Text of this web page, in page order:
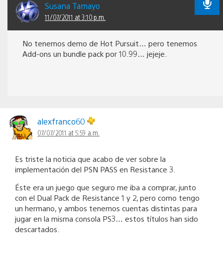
Susana Tamayo
11/07/2011 at 3:10 p.m.
No tenemos demo de Hot Pursuit… pero tenemos
Add-ons un bundle pack por 10.99… jejeje.
alexfranco60
07/07/2011 at 5:59 a.m.
Es triste la noticia que acabo de ver sobre la
implementación del PSN PASS en Resistance 3.
Éste era un juego que seguro me iba a comprar, junto
con el Dual Pack de Resistance 1 y 2, pero como tengo
un hermano, y ambos tenemos cuentas distintas para
jugar en la misma consola PS3… estos títulos han sido
descartados.